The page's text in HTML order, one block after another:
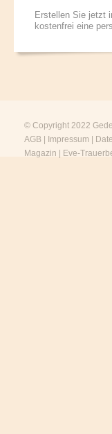
Erstellen Sie jetzt
kostenfrei eine
© Copyright 2022
AGB
Impressum
Magazin
Eve-